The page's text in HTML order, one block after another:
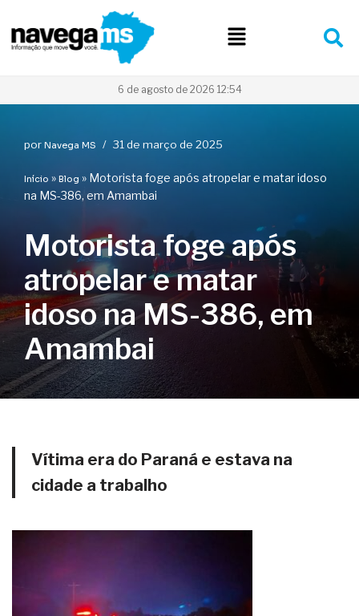
Pular
para
6 de agosto de 2026 12:54
por Navega MS 31 de março de 2025
Início » Blog » Motorista foge após atropelar e matar idoso
na MS-386, em Amambai
Motorista foge após
atropelar e matar
idoso na MS-386, em
Amambai
Vítima era do Paraná e estava na
cidade a trabalho